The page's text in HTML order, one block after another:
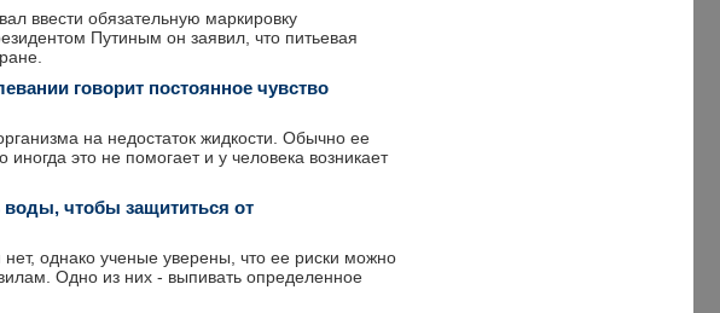
ввести обязательную маркировку
Путиным он заявил, что питьевая
говорит постоянное чувство
на недостаток жидкости. Обычно ее
это не помогает и у человека возникает
воды, чтобы защититься от
однако ученые уверены, что ее риски можно
Одно из них - выпивать определенное